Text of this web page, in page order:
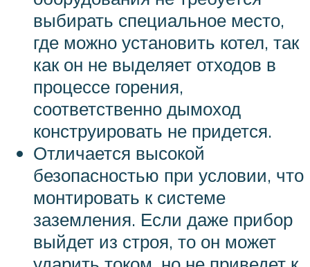
выбирать специальное место,
где можно установить котел, так
как он не выделяет отходов в
процессе горения,
соответственно дымоход
конструировать не придется.
Отличается высокой
безопасностью при условии, что
монтировать к системе
заземления. Если даже прибор
выйдет из строя, то он может